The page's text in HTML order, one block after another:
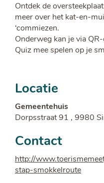
Ontdek de
meer over het kat-en-
‘commiezen.
Onderweg kan je via
Quiz mee spelen op je
Locatie
Gemeentehuis
Dorpsstraat 91 , 9980
Contact
Website
http://
stap-smokkelroute